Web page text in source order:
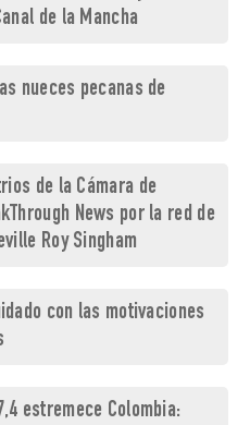
de la Mancha
nueces pecanas de
de la Cámara de
News por la red de
Roy Singham
con las motivaciones
estremece Colombia: